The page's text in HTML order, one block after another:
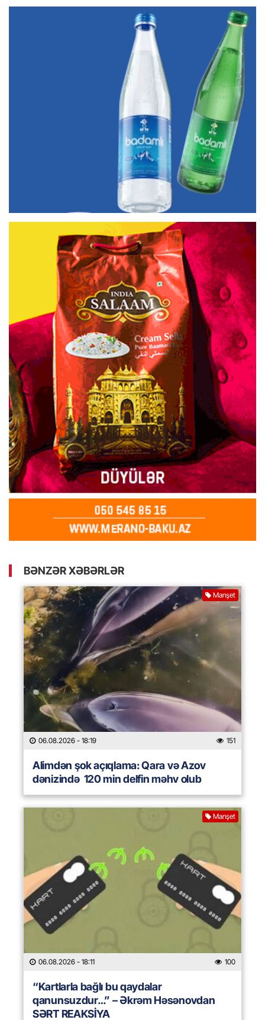
BƏNZƏR XƏBƏRLƏR
Manşet
06.08.2026 - 18:19 151
Alimdən şok açıqlama: Qara və Azov
dənizində 120 min delfin məhv olub
Manşet
06.08.2026 - 18:11 100
“Kartlarla bağlı bu qaydalar
qanunsuzdur…” – Əkrəm Həsənovdan
SƏRT REAKSİYA